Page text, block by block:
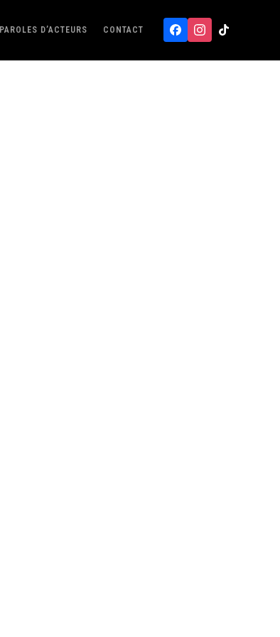
FacebookInstagram
Tiktok
PAROLES D’ACTEURS CONTACT